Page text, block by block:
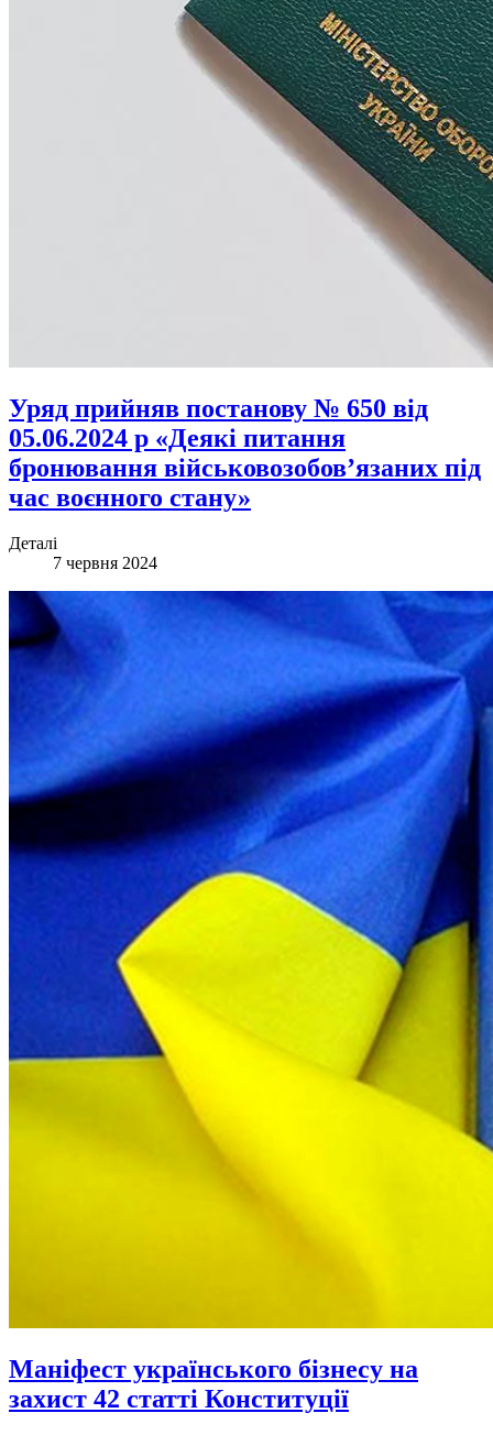
Уряд прийняв постанову № 650 від
05.06.2024 р «Деякі питання
бронювання військовозобов’язаних під
час воєнного стану»
Деталі
7 червня 2024
Маніфест українського бізнесу на
захист 42 статті Конституції